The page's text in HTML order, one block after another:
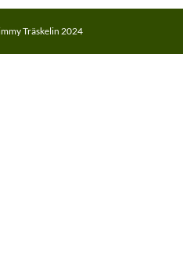
Träskelin 2024